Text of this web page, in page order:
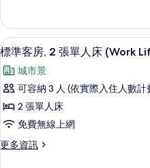
片
單
人
床
的
所
有
相
片
客
房,
2
單
人
的
詳
顯
示
標
準
客
房,
2
7
標準客房, 2 張單人床 (Work
城市景
可容納 3 人 (依實際入住人數計
2 張單人床
免費無線上網
更多資訊
更